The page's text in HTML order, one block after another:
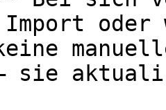
Import
— sie